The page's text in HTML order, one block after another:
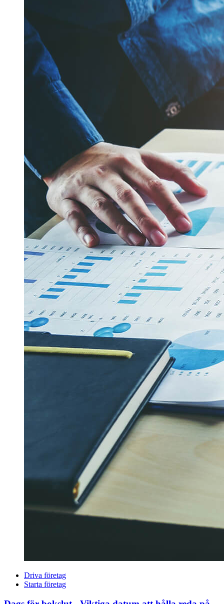
Driva företag
Starta företag